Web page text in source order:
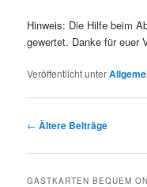
Hinweis: Die Hilfe beim
gewertet. Danke für euer
Veröffentlicht unter
Beitragsnavigation
← Ältere Beiträge
GASTKARTEN BEQUEM